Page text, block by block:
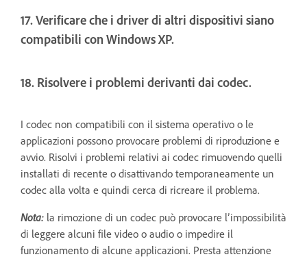
17. Verificare che i driver di altri dispositivi siano
compatibili con Windows XP.
18. Risolvere i problemi derivanti dai codec.
I codec non compatibili con il sistema operativo o le
applicazioni possono provocare problemi di riproduzione e
avvio. Risolvi i problemi relativi ai codec rimuovendo quelli
installati di recente o disattivando temporaneamente un
codec alla volta e quindi cerca di ricreare il problema.
Nota: la rimozione di un codec può provocare l’impossibilità
di leggere alcuni file video o audio o impedire il
funzionamento di alcune applicazioni. Presta attenzione